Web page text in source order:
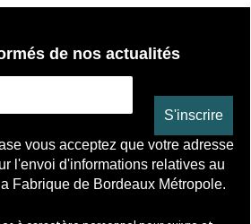
de nos actualités
vous acceptez que votre adresse
l'envoi d'informations relatives au
Fabrique de Bordeaux Métropole.